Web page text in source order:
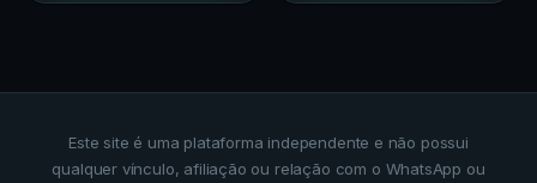
Este site é uma plataforma independente e não possui
qualquer vínculo, afiliação ou relação com o WhatsApp ou